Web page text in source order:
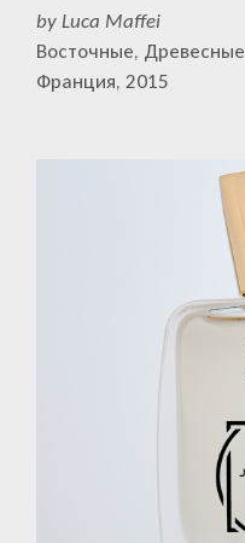
by Luca Maffei
Восточные, Древесные
Франция, 2015